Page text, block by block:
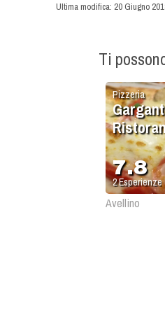
Ultima modifica: 20 Giugno
Ti
Pizzeria
Pizzeria
7.8
2Esperienze
Avellino